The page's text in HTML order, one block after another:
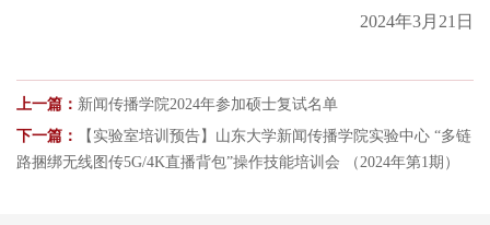
2024年3月 21 日
上一篇： 新闻传播学院2024年参加硕士复试名单
下一篇：
【实验室培训预告】山东大学新闻传播学院实验中心 “多链
路捆绑无线图传5G/4K直播背包”操作技能培训会 （2024年第1期）